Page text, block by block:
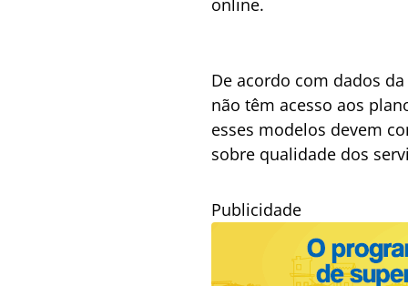
De acordo com dados
não têm acesso aos
esses modelos devem
sobre qualidade dos
Publicidade